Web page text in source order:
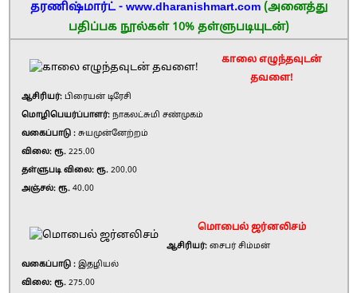
தரணிஷ்மார்ட் - www.dharanishmart.com (அனைத்து
பதிப்பக நூல்கள் 10% தள்ளுபடியுடன்)
காலை எழுந்தவுடன்
தவளை!
ஆசிரியர்: பிரையன் டிரேசி
மொழிபெயர்ப்பாளர்: நாகலட்சுமி சண்முகம்
வகைப்பாடு : சுயமுன்னேற்றம்
விலை: ரூ. 225.00
தள்ளுபடி விலை: ரூ. 200.00
அஞ்சல்: ரூ. 40.00
மொபைல் ஜர்னலிசம்
ஆசிரியர்: சைபர் சிம்மன்
வகைப்பாடு : இதழியல்
விலை: ரூ. 275.00